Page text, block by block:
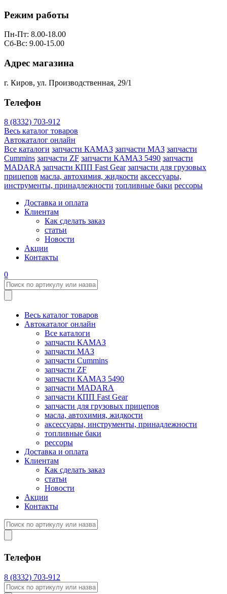
Режим работы
Пн-Пт: 8.00-18.00
Сб-Вс: 9.00-15.00
Адрес магазина
г. Киров, ул. Производственная, 29/1
Телефон
8 (8332) 703-912
Весь каталог товаров
Автокаталог онлайн
Все каталоги запчасти КАМАЗ запчасти МАЗ запчасти
Cummins запчасти ZF запчасти КАМАЗ 5490 запчасти
MADARA запчасти КПП Fast Gear запчасти для грузовых
прицепов масла, автохимия, жидкости аксессуары,
инструменты, принадлежности топливные баки рессоры
Доставка и оплата
Клиентам
Как сделать заказ
статьи
Новости
Акции
Контакты
0
Весь каталог товаров
Автокаталог онлайн
Все каталоги
запчасти КАМАЗ
запчасти МАЗ
запчасти Cummins
запчасти ZF
запчасти КАМАЗ 5490
запчасти MADARA
запчасти КПП Fast Gear
запчасти для грузовых прицепов
масла, автохимия, жидкости
аксессуары, инструменты, принадлежности
топливные баки
рессоры
Доставка и оплата
Клиентам
Как сделать заказ
статьи
Новости
Акции
Контакты
Телефон
8 (8332) 703-912